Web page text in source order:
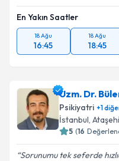
En Yakın Saatler
18 Ağu
16:45
18 Ağu
18:45
Uzm. Dr.
Psikiyatri +1
İstanbul,
5 (16
Sorunumu tek seferde